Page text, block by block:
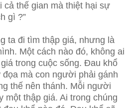
cả thế gian mà thiệt hại sự
gì ?”
ta đi tìm thập giá, nhưng là
Một cách nào đó, không ai
trong cuộc sống. Đau khổ
đọa mà con người phải gánh
thế nên thánh. Mỗi người
một thập giá. Ai trong chúng